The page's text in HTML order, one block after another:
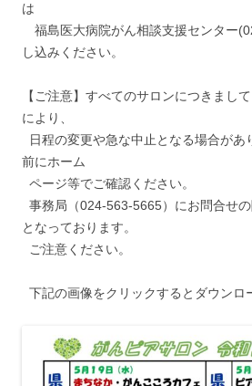
は
福島医大病院がん相談支援センター
し込みください。
【ご注意】すべてのサロンにつきまし
により、
日程の変更や急な中止となる場合があ
前にホーム
ページ等でご確認ください。
事務局（024-563-5665）にお問合せ
となっております。
ご注意ください。
下記の画像をクリックするとダウンロ